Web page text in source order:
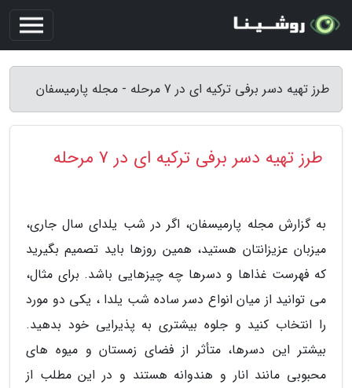
طرز تهیه دسر برفی ترکیه ای در 7 مرحله - مجله پارمیسفان
طرز تهیه دسر برفی ترکیه ای در 7 مرحله
به گزارش مجله پارمیسفان، اگر در شب یلدای سال جاری،
میزبان عزیزانتان هستید، همین روزها باید تصمیم بگیرید
که فهرست غذاها و دسرها چه چیزهایی باشد. برای مثال،
می توانید از میان انواع دسر ساده شب یلدا ، یکی دو مورد
را انتخاب کنید و جلوه بیشتری به پذیرایی خود بدهید.
بیشتر این دسرها، متأثر از فضای زمستان و میوه های
محبوبی مانند انار و هندوانه هستند و در این مطلب از